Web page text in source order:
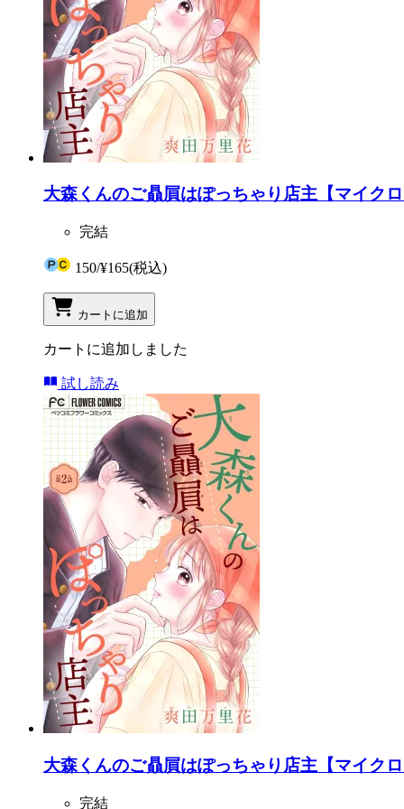
大森くんのご贔屓はぽっちゃり店主【マイク
完結
150/¥165(税込)
カートに追加
カートに追加しました
試し読み
大森くんのご贔屓はぽっちゃり店主【マイク
完結